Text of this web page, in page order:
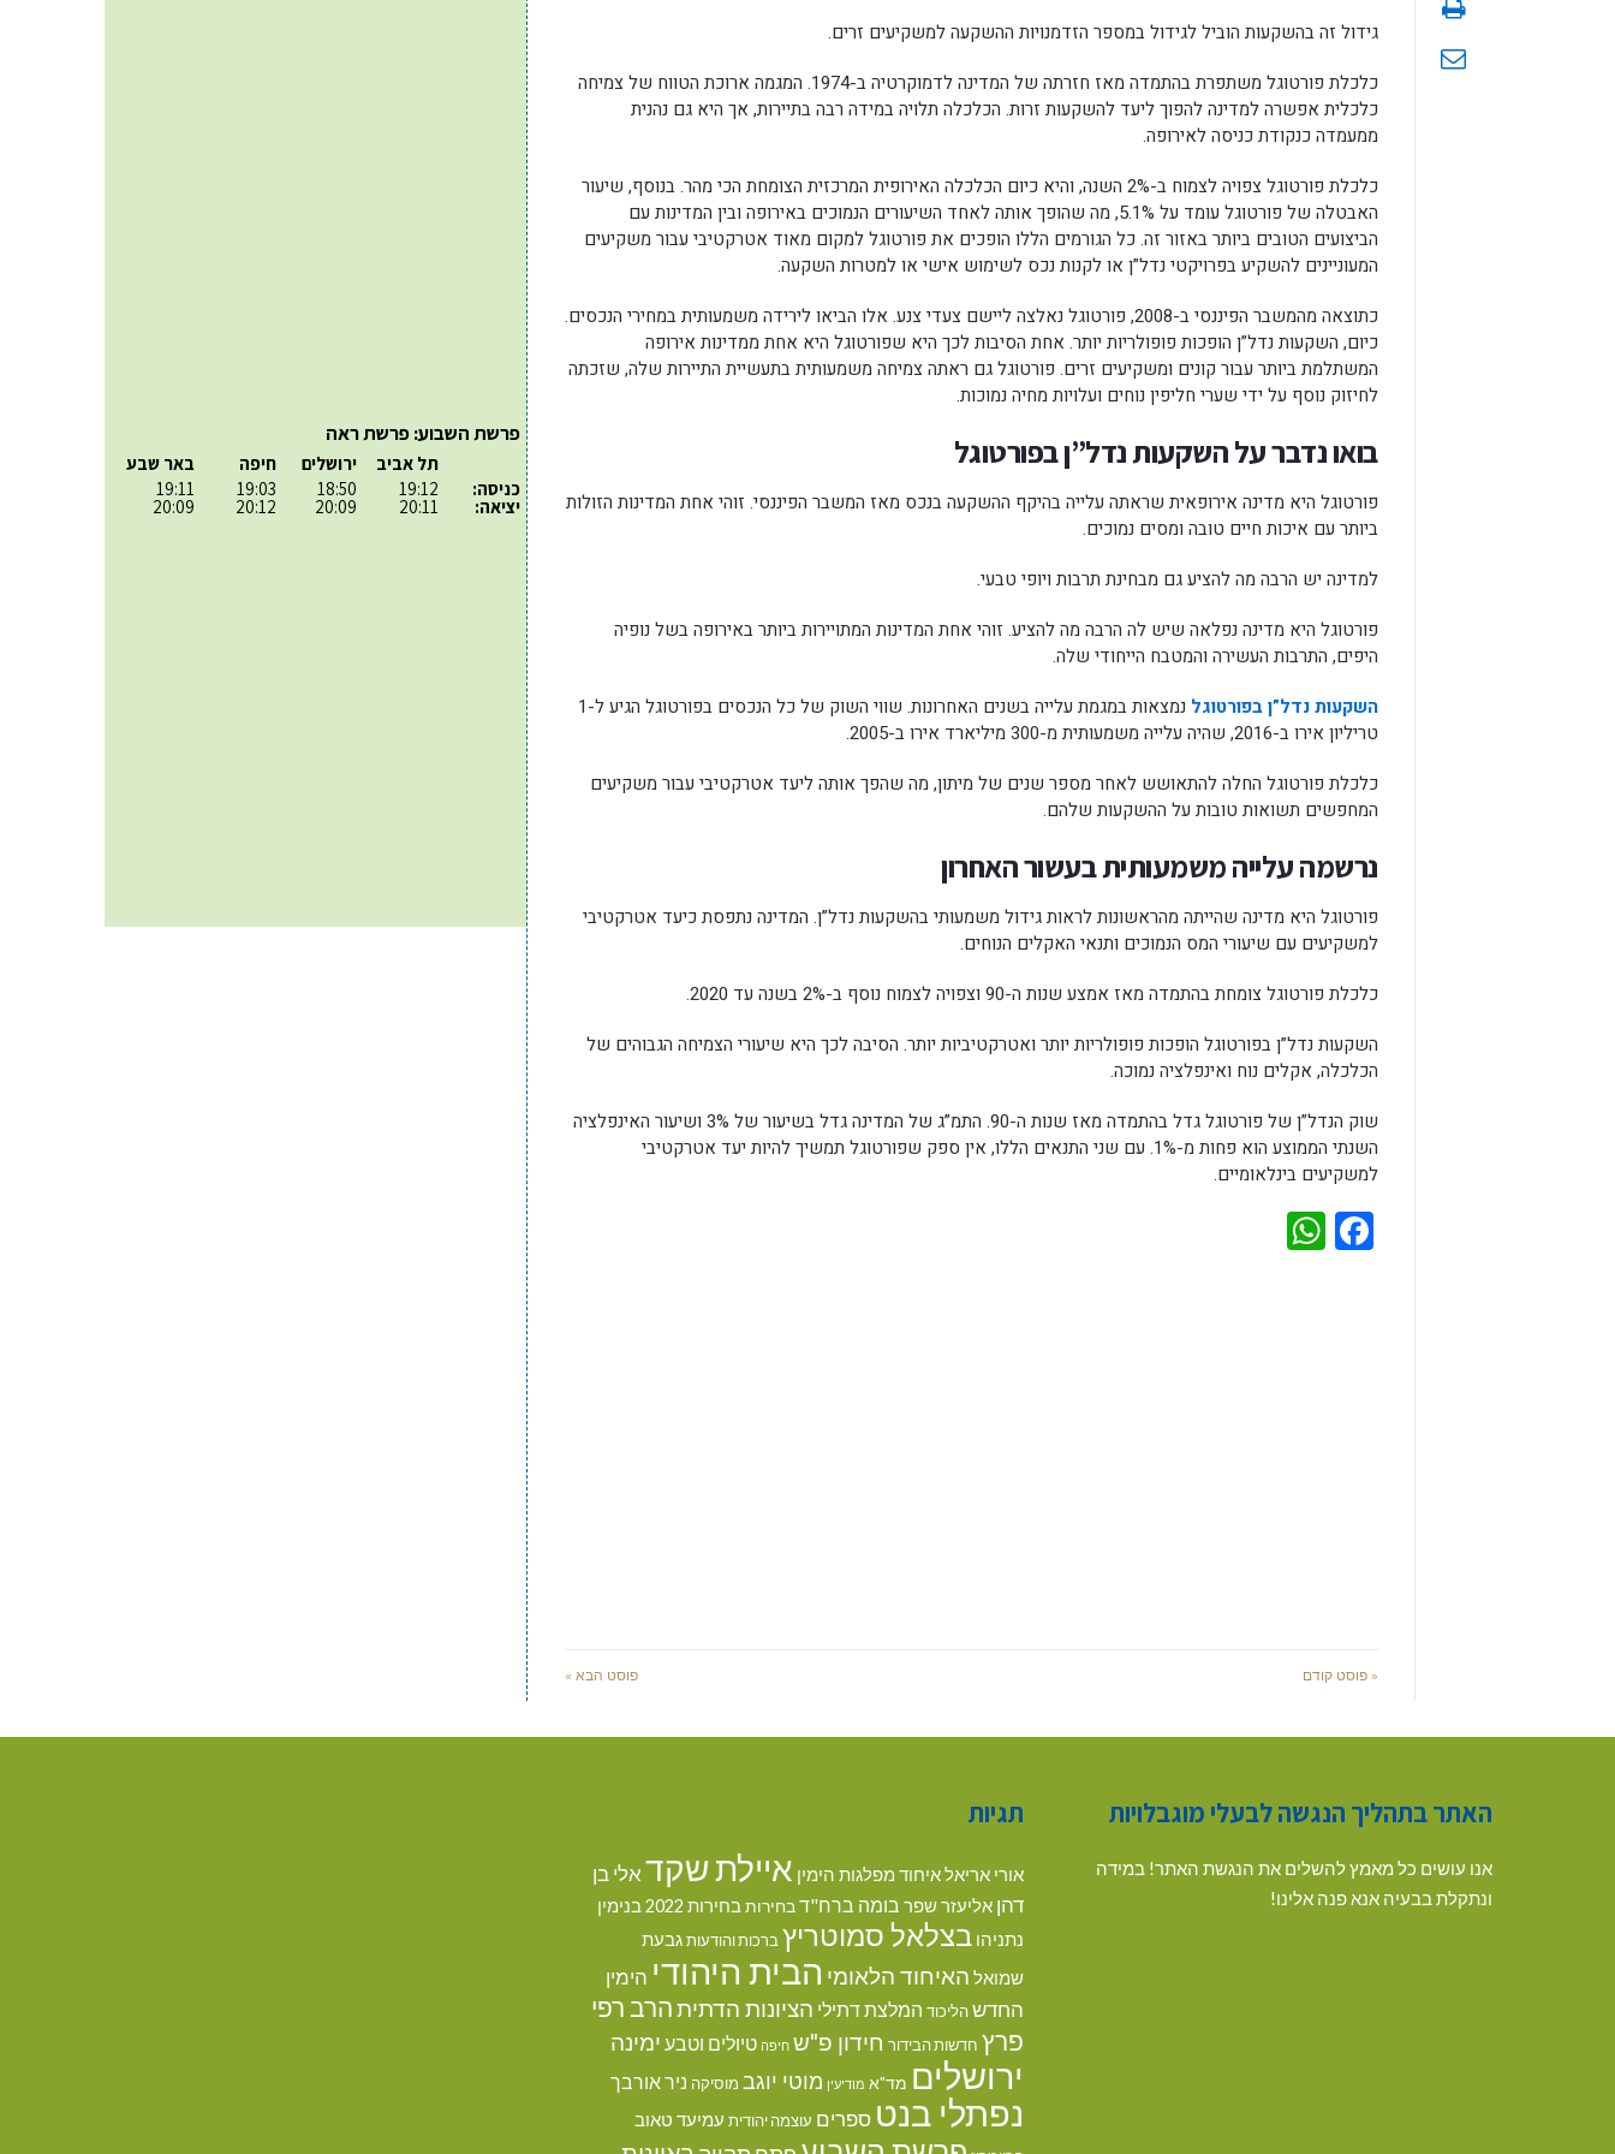
גידול זה בהשקעות הוביל לגידול במספר הזדמנויות ההשקעה למשקיעים זרים.
כלכלת פורטוגל משתפרת בהתמדה מאז חזרתה של המדינה לדמוקרטיה ב-1974. המגמה ארוכת הטווח של צמיחה
כלכלית אפשרה למדינה להפוך ליעד להשקעות זרות. הכלכלה תלויה במידה רבה בתיירות, אך היא גם נהנית
ממעמדה כנקודת כניסה לאירופה.
כלכלת פורטוגל צפויה לצמוח ב-2% השנה, והיא כיום הכלכלה האירופית המרכזית הצומחת הכי מהר. בנוסף, שיעור
האבטלה של פורטוגל עומד על 5.1%, מה שהופך אותה לאחד השיעורים הנמוכים באירופה ובין המדינות עם
הביצועים הטובים ביותר באזור זה. כל הגורמים הללו הופכים את פורטוגל למקום מאוד אטרקטיבי עבור משקיעים
המעוניינים להשקיע בפרויקטי נדל”ן או לקנות נכס לשימוש אישי או למטרות השקעה.
כתוצאה מהמשבר הפיננסי ב-2008, פורטוגל נאלצה ליישם צעדי צנע. אלו הביאו לירידה משמעותית במחירי הנכסים.
כיום, השקעות נדל”ן הופכות פופולריות יותר. אחת הסיבות לכך היא שפורטוגל היא אחת ממדינות אירופה
המשתלמת ביותר עבור קונים ומשקיעים זרים. פורטוגל גם ראתה צמיחה משמעותית בתעשיית התיירות שלה, שזכתה
לחיזוק נוסף על ידי שערי חליפין נוחים ועלויות מחיה נמוכות.
בואו נדבר על השקעות נדל”ן בפורטוגל
פורטוגל היא מדינה אירופאית שראתה עלייה בהיקף ההשקעה בנכס מאז המשבר הפיננסי. זוהי אחת המדינות הזולות
ביותר עם איכות חיים טובה ומסים נמוכים.
למדינה יש הרבה מה להציע גם מבחינת תרבות ויופי טבעי.
פורטוגל היא מדינה נפלאה שיש לה הרבה מה להציע. זוהי אחת המדינות המתויירות ביותר באירופה בשל נופיה
היפים, התרבות העשירה והמטבח הייחודי שלה.
השקעות נדל”ן בפורטוגל
נמצאות במגמת עלייה בשנים האחרונות. שווי השוק של כל הנכסים בפורטוגל הגיע ל-1
טריליון אירו ב-2016, שהיה עלייה משמעותית מ-300 מיליארד אירו ב-2005.
כלכלת פורטוגל החלה להתאושש לאחר מספר שנים של מיתון, מה שהפך אותה ליעד אטרקטיבי עבור משקיעים
המחפשים תשואות טובות על ההשקעות שלהם.
נרשמה עלייה משמעותית בעשור האחרון
פורטוגל היא מדינה שהייתה מהראשונות לראות גידול משמעותי בהשקעות נדל”ן. המדינה נתפסת כיעד אטרקטיבי
למשקיעים עם שיעורי המס הנמוכים ותנאי האקלים הנוחים.
כלכלת פורטוגל צומחת בהתמדה מאז אמצע שנות ה-90 וצפויה לצמוח נוסף ב-2% בשנה עד 2020.
השקעות נדל”ן בפורטוגל הופכות פופולריות יותר ואטרקטיביות יותר. הסיבה לכך היא שיעורי הצמיחה הגבוהים של
הכלכלה, אקלים נוח ואינפלציה נמוכה.
שוק הנדל”ן של פורטוגל גדל בהתמדה מאז שנות ה-90. התמ”ג של המדינה גדל בשיעור של 3% ושיעור האינפלציה
השנתי הממוצע הוא פחות מ-1%. עם שני התנאים הללו, אין ספק שפורטוגל תמשיך להיות יעד אטרקטיבי
למשקיעים בינלאומיים.
Facebook
« פוסט קודם פוסט הבא »
פרשת השבוע: פרשת ראה
כניסה:
יציאה:
תל אביב
19:12
20:11
ירושלים
18:50
20:09
חיפה
19:03
20:12
באר שבע
19:11
20:09
האתר בתהליך הנגשה לבעלי מוגבלויות
אנו עושים כל מאמץ להשלים את הנגשת האתר! במידה
ונתקלת בבעיה אנא פנה אלינו!
תגיות
אורי אריאלאיחוד מפלגות הימין איילת שקדאלי בן
דהן אליעזר שפר בומה ברח"דבחירות בחירות 2022
בנימין
נתניהו בצלאל סמוטריץ ברכות והודעותגבעת
שמואל האיחוד הלאומי הבית היהודי הימין
החדשהליכוד המלצת דתילי הציונות הדתיתהרב רפי
פרץ חדשות הבידור חידון פ"ש חיפה טיולים וטבע ימינה
ירושלים מד"א מודיעין מוטי יוגב מוסיקה ניר אורבך
נפתלי בנט ספרים עוצמה יהודית עמיעד טאוב